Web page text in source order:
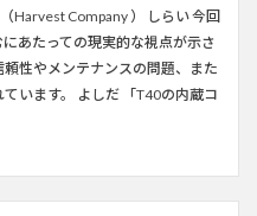
Harvest Company ） しらい 今回
あたっての現実的な視点が示さ
性やメンテナンスの問題、また
います。 よしだ 「T40の内蔵コ